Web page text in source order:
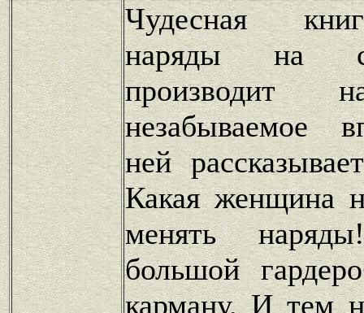
Чудесная
наряды на
производит
незабываемое
ней
Какая женщина
менять
большой
карману. И тем